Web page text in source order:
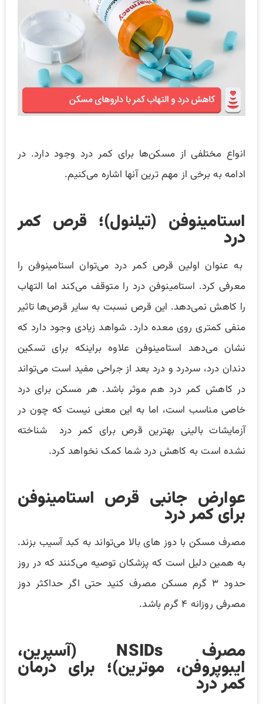
انواع مختلفی از مسکن‌ها برای کمر درد وجود دارد. در
ادامه به برخی از مهم ترین آنها اشاره می‌کنیم.
استامینوفن (تیلنول)؛ قرص کمر
درد
به عنوان اولین قرص کمر درد می‌توان استامینوفن را
معرفی کرد. استامینوفن درد را متوقف می‌کند اما التهاب
را کاهش نمی‌دهد. این قرص نسبت به سایر قرص‌ها تاثیر
منفی کمتری روی معده دارد. شواهد زیادی وجود دارد که
نشان می‌دهد استامینوفن علاوه براینکه برای تسکین
دندان درد، سردرد و درد بعد از جراحی مفید است می‌تواند
در کاهش کمر درد هم موثر باشد. هر مسکن برای درد
خاصی مناسب است، اما به این معنی نیست که چون در
آزمایشات بالینی بهترین قرص برای کمر درد شناخته
نشده است به کاهش درد شما کمک نخواهد کرد.
عوارض جانبی قرص استامینوفن
برای کمر درد
مصرف مسکن با دوز های بالا می‌تواند به کبد آسیب بزند.
به همین دلیل است که پزشکان توصیه می‌کنند که در روز
حدود ۳ گرم مسکن مصرف کنید حتی اگر حداکثر دوز
مصرفی روزانه ۴ گرم باشد.
مصرف NSIDs (آسپرین،
ایبوپروفن، موترین)؛ برای درمان
کمر درد